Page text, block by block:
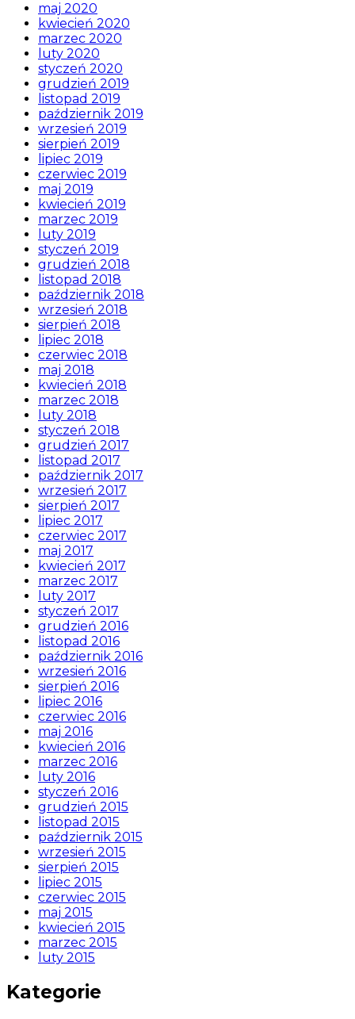
maj 2020
kwiecień 2020
marzec 2020
luty 2020
styczeń 2020
grudzień 2019
listopad 2019
październik 2019
wrzesień 2019
sierpień 2019
lipiec 2019
czerwiec 2019
maj 2019
kwiecień 2019
marzec 2019
luty 2019
styczeń 2019
grudzień 2018
listopad 2018
październik 2018
wrzesień 2018
sierpień 2018
lipiec 2018
czerwiec 2018
maj 2018
kwiecień 2018
marzec 2018
luty 2018
styczeń 2018
grudzień 2017
listopad 2017
październik 2017
wrzesień 2017
sierpień 2017
lipiec 2017
czerwiec 2017
maj 2017
kwiecień 2017
marzec 2017
luty 2017
styczeń 2017
grudzień 2016
listopad 2016
październik 2016
wrzesień 2016
sierpień 2016
lipiec 2016
czerwiec 2016
maj 2016
kwiecień 2016
marzec 2016
luty 2016
styczeń 2016
grudzień 2015
listopad 2015
październik 2015
wrzesień 2015
sierpień 2015
lipiec 2015
czerwiec 2015
maj 2015
kwiecień 2015
marzec 2015
luty 2015
Kategorie